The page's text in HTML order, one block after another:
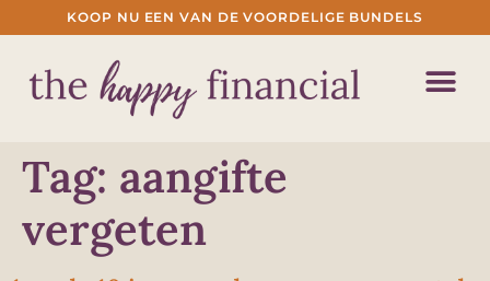
KOOP NU EEN VAN DE VOORDELIGE BUNDELS
Tag: aangifte
vergeten